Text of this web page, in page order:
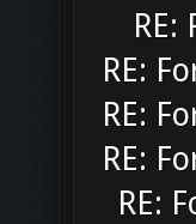
RE:
RE:
RE:
RE:
RE: